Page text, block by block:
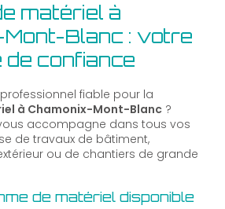
matériel à
Mont-Blanc : votre
confiance
fiable pour la
à Chamonix-Mont-Blanc ?
accompagne dans tous vos
de travaux de bâtiment,
ou de chantiers de grande
de matériel disponible